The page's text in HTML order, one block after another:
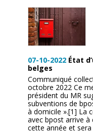
07-10-2022 État
belges
Communiqué
octobre 2022 Ce
président du MR
subventions de
à domicile ».[1] La
avec bpost arrive à
cette année et